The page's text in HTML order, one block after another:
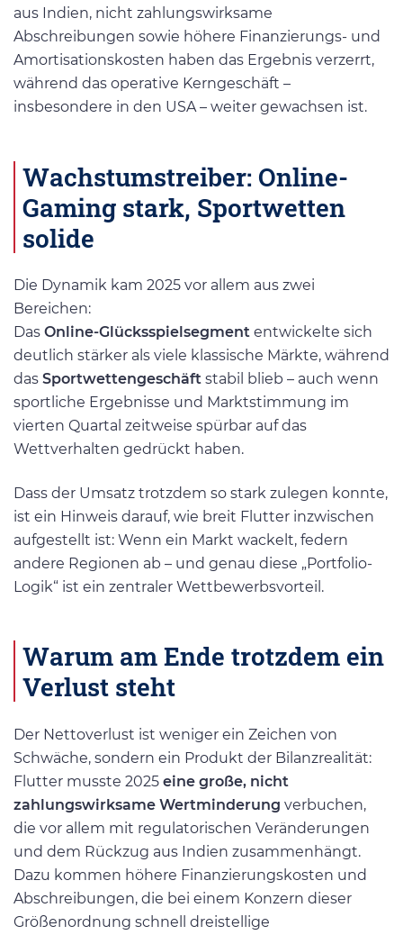
aus Indien, nicht zahlungswirksame
Abschreibungen sowie höhere Finanzierungs- und
Amortisationskosten haben das Ergebnis verzerrt,
während das operative Kerngeschäft –
insbesondere in den USA – weiter gewachsen ist.
Wachstumstreiber: Online-
Gaming stark, Sportwetten
solide
Die Dynamik kam 2025 vor allem aus zwei
Bereichen:
Das Online-Glücksspielsegment entwickelte sich
deutlich stärker als viele klassische Märkte, während
das Sportwettengeschäft stabil blieb – auch wenn
sportliche Ergebnisse und Marktstimmung im
vierten Quartal zeitweise spürbar auf das
Wettverhalten gedrückt haben.
Dass der Umsatz trotzdem so stark zulegen konnte,
ist ein Hinweis darauf, wie breit Flutter inzwischen
aufgestellt ist: Wenn ein Markt wackelt, federn
andere Regionen ab – und genau diese „Portfolio-
Logik“ ist ein zentraler Wettbewerbsvorteil.
Warum am Ende trotzdem ein
Verlust steht
Der Nettoverlust ist weniger ein Zeichen von
Schwäche, sondern ein Produkt der Bilanzrealität:
Flutter musste 2025 eine große, nicht
zahlungswirksame Wertminderung verbuchen,
die vor allem mit regulatorischen Veränderungen
und dem Rückzug aus Indien zusammenhängt.
Dazu kommen höhere Finanzierungskosten und
Abschreibungen, die bei einem Konzern dieser
Größenordnung schnell dreistellige